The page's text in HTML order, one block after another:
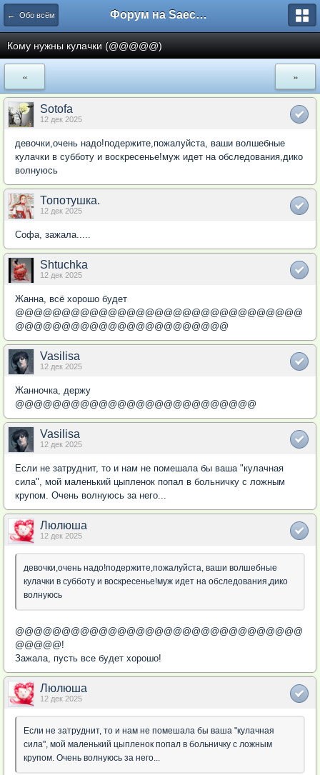
← Обо всём Форум на Saechka.Ru - энциклопедия домашнего уюта
Кому нужны кулачки (@@@@@)
« »
Sotofa
12 дек 2025
девочки,очень надо!подержите,пожалуйста, ваши волшебные
кулачки в субботу и воскресенье!муж идет на обследования,дико
волнуюсь
Топотушка.
12 дек 2025
Софа, зажала.....
Shtuchka
12 дек 2025
Жанна, всё хорошо будет
@@@@@@@@@@@@@@@@@@@@@@@@@@@@@@@
@@@@@@@@@@@@@@@@@@@@@@@
Vasilisa
12 дек 2025
Жанночка, держу
@@@@@@@@@@@@@@@@@@@@@@@@@@
Vasilisa
12 дек 2025
Если не затруднит, то и нам не помешала бы ваша "кулачная
сила", мой маленький цыпленок попал в больничку с ложным
крупом. Очень волнуюсь за него...
Люлюша
12 дек 2025
девочки,очень надо!подержите,пожалуйста, ваши волшебные
кулачки в субботу и воскресенье!муж идет на обследования,дико
волнуюсь
@@@@@@@@@@@@@@@@@@@@@@@@@@@@@@@
@@@@@!
Зажала, пусть все будет хорошо!
Люлюша
12 дек 2025
Если не затруднит, то и нам не помешала бы ваша "кулачная
сила", мой маленький цыпленок попал в больничку с ложным
крупом. Очень волнуюсь за него...